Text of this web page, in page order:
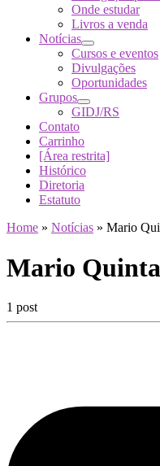
Onde estudar
Livros a venda
Notícias
Cursos e eventos
Divulgações
Oportunidades
Grupos
GIDJ/RS
Contato
Carrinho
[Área restrita]
Histórico
Diretoria
Estatuto
Home » Notícias » Mario
Mario
1 post